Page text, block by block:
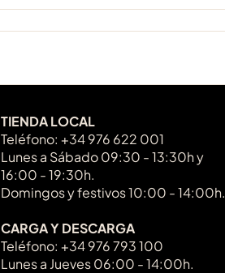
TIENDA LOCAL
Teléfono: +34 976 622 001
Lunes a Sábado 09:30 - 13:30h y
16:00 - 19:30h.
Domingos y festivos 10:00 - 14:00h.
CARGA Y DESCARGA
Teléfono: +34 976 793 100
Lunes a Jueves 06:00 - 14:00h.